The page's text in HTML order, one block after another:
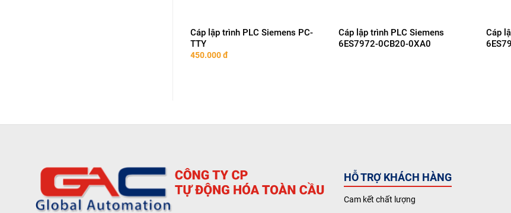
Cáp lập trình PLC Siemens PC-
TTY
450.000đ
Cáp lập trình PLC Siemens
6ES7972-0CB20-0XA0
Cáp
HỖ TRỢ KHÁCH HÀNG
Cam kết chất lượng